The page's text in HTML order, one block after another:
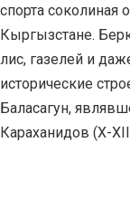
спорта соколиная
Кыргызстане.
лис, газелей и
исторические
Баласагун,
Караханидов (Х-